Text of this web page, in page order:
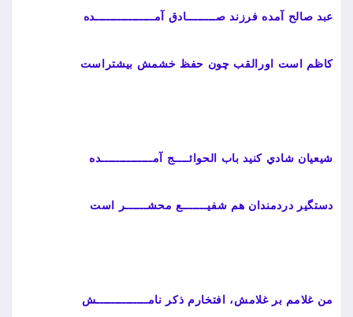
عبد صالح آمده فرزند صــــــــادق آمــــــــــــــــده
كاظم است اورالقب چون حفظ خشمش بيشتراست
شيعيان شادي كنيد باب الحوائــــج آمــــــــــــــده
دستگير دردمندان هم شفيـــــــع محشــــــر است
من غلامم بر غلامش، افتخارم ذكر نامــــــــــــــش